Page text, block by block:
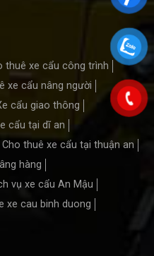
thuê xe cẩu công trình
xe cẩu nâng người
cẩu giao thông
cẩu tại dĩ an
Cho thuê xe cẩu tại thuận an
hàng
vụ xe cẩu An Mậu
xe cau binh duong